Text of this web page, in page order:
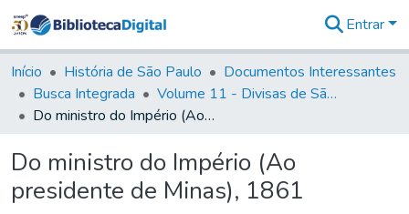
&
Coleções
Tudo na
Biblioteca
Estatísticas
Entrar
Início História de São Paulo
Documentos Interessantes
Busca Integrada
Volume 11 - Divisas de São Paulo e Minas Gerais
Do ministro do Império (Ao presidente de Minas), 1861
Do ministro do Império (Ao
presidente de Minas), 1861